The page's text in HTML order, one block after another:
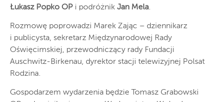
Łukasz Popko OP i podróżnik Jan Mela.
Rozmowę poprowadzi Marek Zając – dziennikarz
i publicysta, sekretarz Międzynarodowej Rady
Oświęcimskiej, przewodniczący rady Fundacji
Auschwitz-Birkenau, dyrektor stacji telewizyjnej Polsat
Rodzina.
Gospodarzem wydarzenia będzie Tomasz Grabowski